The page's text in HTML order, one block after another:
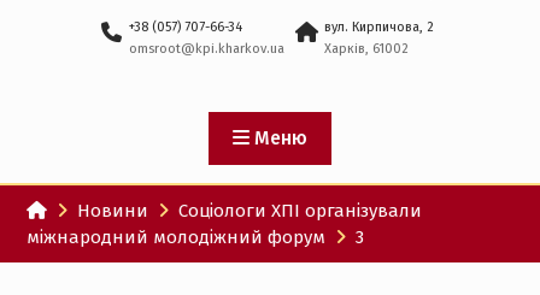
Головнокомандувачем
Збройних Сил України
участю ХПІ обговорили
перспективи українсько-
іспанського
технологічного
партнерства
+38 (057) 707-66-34
omsroot@kpi.kharkov.ua
вул. Кирпичова, 2
Харків, 61002
Меню
Новини
Соціологи ХПІ організували
міжнародний молодіжний форум
3